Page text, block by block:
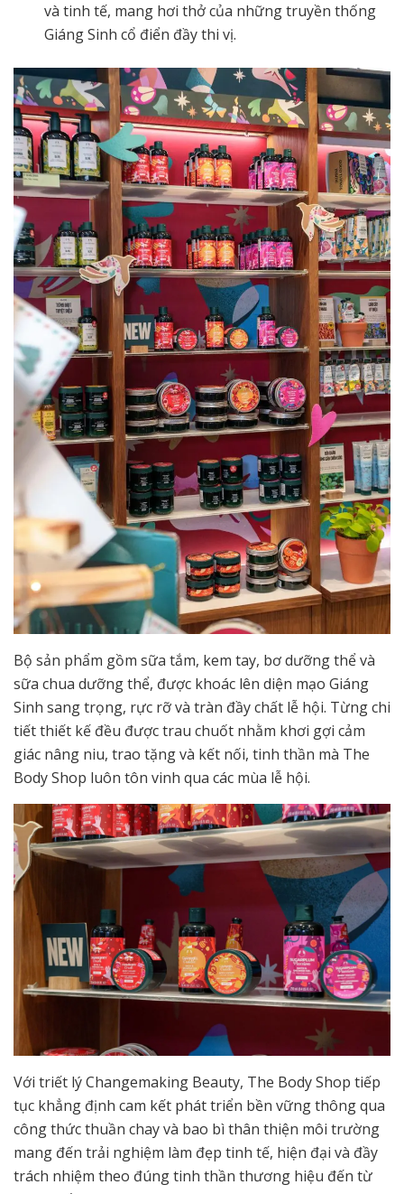
và tinh tế, mang hơi thở của những truyền thống
Giáng Sinh cổ điển đầy thi vị.
Bộ sản phẩm gồm sữa tắm, kem tay, bơ dưỡng thể và
sữa chua dưỡng thể, được khoác lên diện mạo Giáng
Sinh sang trọng, rực rỡ và tràn đầy chất lễ hội. Từng chi
tiết thiết kế đều được trau chuốt nhằm khơi gợi cảm
giác nâng niu, trao tặng và kết nối, tinh thần mà The
Body Shop luôn tôn vinh qua các mùa lễ hội.
Với triết lý Changemaking Beauty, The Body Shop tiếp
tục khẳng định cam kết phát triển bền vững thông qua
công thức thuần chay và bao bì thân thiện môi trường
mang đến trải nghiệm làm đẹp tinh tế, hiện đại và đầy
trách nhiệm theo đúng tinh thần thương hiệu đến từ